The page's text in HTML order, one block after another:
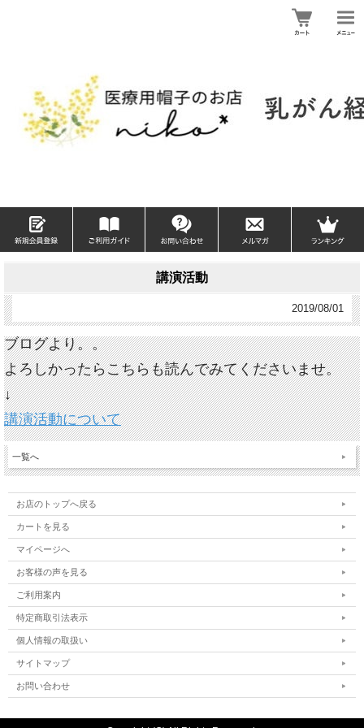
講演活動
2019/08/01
ブログより。。
よろしかったらこちらも読んでみてくださいませ。
↓
講演活動について
一覧へ
お店のトップへ戻る
カートを見る
マイページへ
お客様の声を見る
ご利用案内
特定商取引法表示
個人情報の取扱い
サイトマップ
お問い合わせ